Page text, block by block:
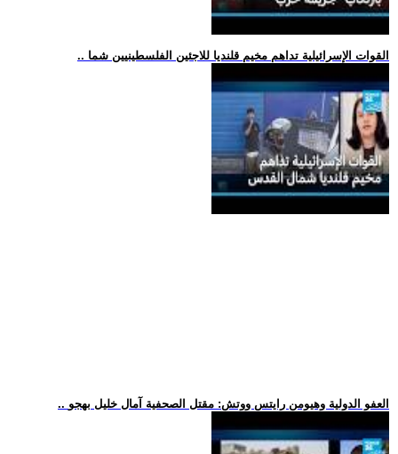
.. القوات الإسرائيلية تداهم مخيم قلنديا للاجئين الفلسطينيين شما
.. العفو الدولية وهيومن رايتس ووتش: مقتل الصحفية آمال خليل بهجو